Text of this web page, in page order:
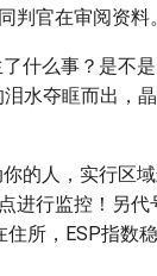
判官在审阅资料。
了什么事？是不
水夺眶而出，
的人，实行区
进行监控！另
所，ESP指数